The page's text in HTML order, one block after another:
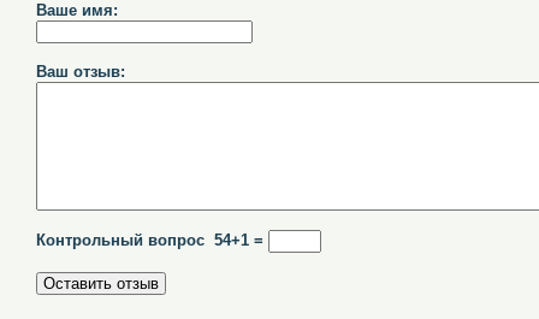
Ваше имя:
Ваш отзыв:
Контрольный вопрос 54+1 =